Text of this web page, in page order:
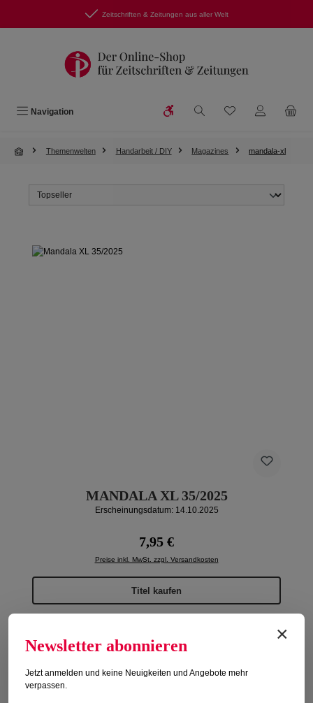
Zum Hauptinhalt springen Zeitschriften & Zeitungen aus aller Welt
Navigation Werkzeugleiste anzeigen
Du hast 0
Themenwelten Handarbeit / DIY Magazines mandala-xl
MANDALA XL 35/2025
Erscheinungsdatum: 14.10.2025
Regulärer Preis:
7,95 €
Preise inkl. MwSt. zzgl. Versandkosten
Titel kaufen
×
Newsletter abonnieren
Jetzt anmelden und keine Neuigkeiten und Angebote mehr
verpassen.